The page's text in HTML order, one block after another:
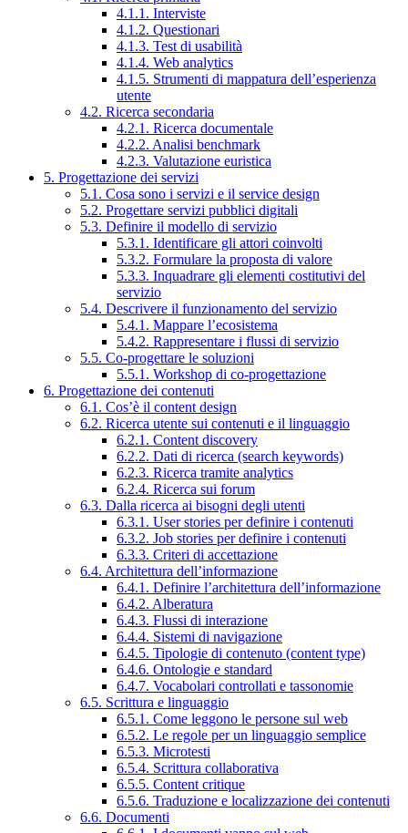
4.1.1. Interviste
4.1.2. Questionari
4.1.3. Test di usabilità
4.1.4. Web analytics
4.1.5. Strumenti di mappatura dell’esperienza
utente
4.2. Ricerca secondaria
4.2.1. Ricerca documentale
4.2.2. Analisi benchmark
4.2.3. Valutazione euristica
5. Progettazione dei servizi
5.1. Cosa sono i servizi e il service design
5.2. Progettare servizi pubblici digitali
5.3. Definire il modello di servizio
5.3.1. Identificare gli attori coinvolti
5.3.2. Formulare la proposta di valore
5.3.3. Inquadrare gli elementi costitutivi del
servizio
5.4. Descrivere il funzionamento del servizio
5.4.1. Mappare l’ecosistema
5.4.2. Rappresentare i flussi di servizio
5.5. Co-progettare le soluzioni
5.5.1. Workshop di co-progettazione
6. Progettazione dei contenuti
6.1. Cos’è il content design
6.2. Ricerca utente sui contenuti e il linguaggio
6.2.1. Content discovery
6.2.2. Dati di ricerca (search keywords)
6.2.3. Ricerca tramite analytics
6.2.4. Ricerca sui forum
6.3. Dalla ricerca ai bisogni degli utenti
6.3.1. User stories per definire i contenuti
6.3.2. Job stories per definire i contenuti
6.3.3. Criteri di accettazione
6.4. Architettura dell’informazione
6.4.1. Definire l’architettura dell’informazione
6.4.2. Alberatura
6.4.3. Flussi di interazione
6.4.4. Sistemi di navigazione
6.4.5. Tipologie di contenuto (content type)
6.4.6. Ontologie e standard
6.4.7. Vocabolari controllati e tassonomie
6.5. Scrittura e linguaggio
6.5.1. Come leggono le persone sul web
6.5.2. Le regole per un linguaggio semplice
6.5.3. Microtesti
6.5.4. Scrittura collaborativa
6.5.5. Content critique
6.5.6. Traduzione e localizzazione dei contenuti
6.6. Documenti